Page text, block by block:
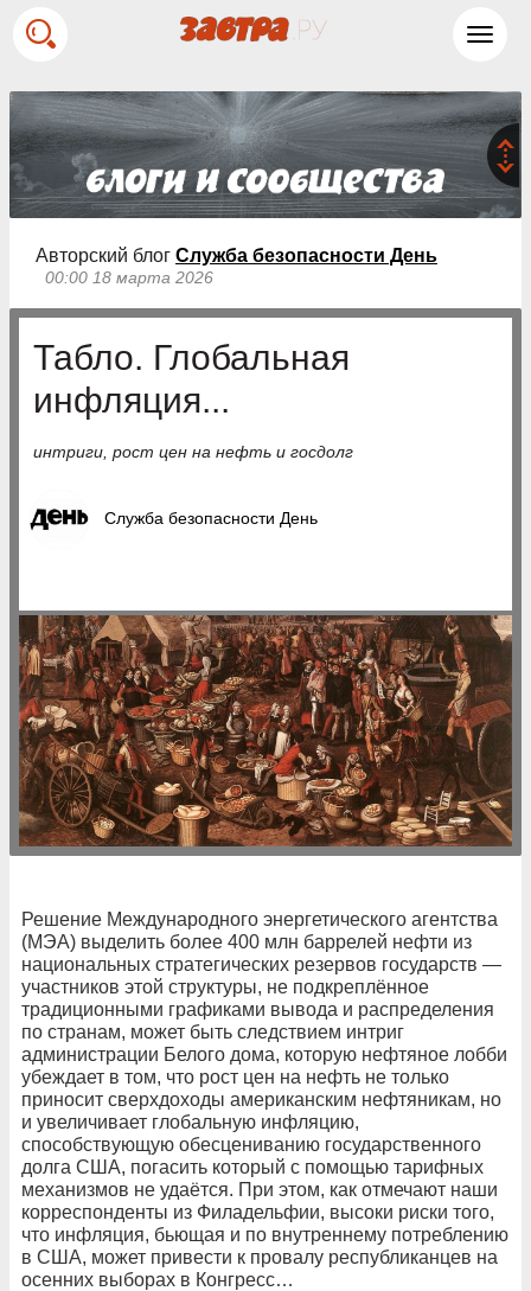
Авторский блог Служба безопасности День
00:00 18 марта 2026
Табло. Глобальная
инфляция...
интриги, рост цен на нефть и госдолг
Служба безопасности День
Решение Международного энергетического агентства
(МЭА) выделить более 400 млн баррелей нефти из
национальных стратегических резервов государств —
участников этой структуры, не подкреплённое
традиционными графиками вывода и распределения
по странам, может быть следствием интриг
администрации Белого дома, которую нефтяное лобби
убеждает в том, что рост цен на нефть не только
приносит сверхдоходы американским нефтяникам, но
и увеличивает глобальную инфляцию,
способствующую обесцениванию государственного
долга США, погасить который с помощью тарифных
механизмов не удаётся. При этом, как отмечают наши
корреспонденты из Филадельфии, высоки риски того,
что инфляция, бьющая и по внутреннему потреблению
в США, может привести к провалу республиканцев на
осенних выборах в Конгресс…